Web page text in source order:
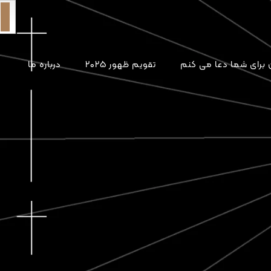
برای شما دعا می کنم تقویم ظهور ۲۰۲۵ درباره ما